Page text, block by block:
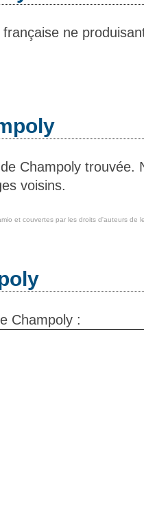
ne
Champoly trouvée.
voisins.
et couvertes par les droits d'auteurs de
Champoly :